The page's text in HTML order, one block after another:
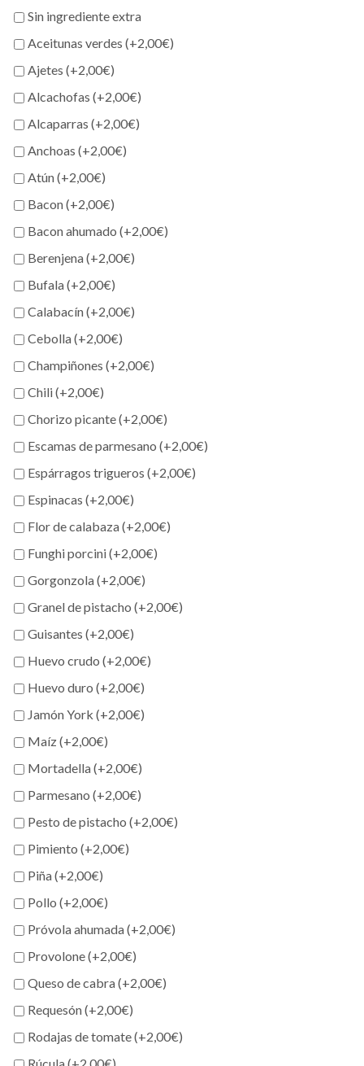
Sin ingrediente extra
Aceitunas verdes (+2,00€)
Ajetes (+2,00€)
Alcachofas (+2,00€)
Alcaparras (+2,00€)
Anchoas (+2,00€)
Atún (+2,00€)
Bacon (+2,00€)
Bacon ahumado (+2,00€)
Berenjena (+2,00€)
Bufala (+2,00€)
Calabacín (+2,00€)
Cebolla (+2,00€)
Champiñones (+2,00€)
Chili (+2,00€)
Chorizo picante (+2,00€)
Escamas de parmesano (+2,00€)
Espárragos trigueros (+2,00€)
Espinacas (+2,00€)
Flor de calabaza (+2,00€)
Funghi porcini (+2,00€)
Gorgonzola (+2,00€)
Granel de pistacho (+2,00€)
Guisantes (+2,00€)
Huevo crudo (+2,00€)
Huevo duro (+2,00€)
Jamón York (+2,00€)
Maíz (+2,00€)
Mortadella (+2,00€)
Parmesano (+2,00€)
Pesto de pistacho (+2,00€)
Pimiento (+2,00€)
Piña (+2,00€)
Pollo (+2,00€)
Próvola ahumada (+2,00€)
Provolone (+2,00€)
Queso de cabra (+2,00€)
Requesón (+2,00€)
Rodajas de tomate (+2,00€)